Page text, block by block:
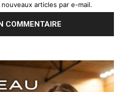
articles par e-mail.